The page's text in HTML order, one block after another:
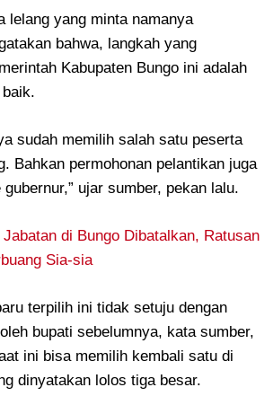
lelang yang minta namanya
bahwa, langkah yang
Kabupaten Bungo ini adalah
sudah memilih salah satu peserta
Bahkan permohonan pelantikan juga
ujar sumber, pekan lalu.
Jabatan di Bungo Dibatalkan, Ratusan
Sia-sia
terpilih ini tidak setuju dengan
bupati sebelumnya, kata sumber,
ini bisa memilih kembali satu di
dinyatakan lolos tiga besar.